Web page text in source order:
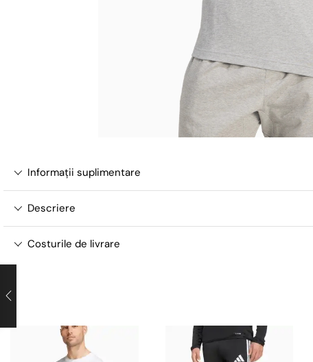
Informații suplimentare
Descriere
Costurile de livrare